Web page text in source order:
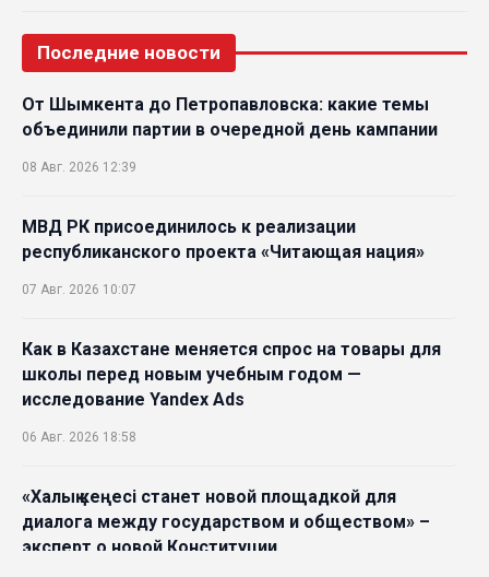
Последние новости
От Шымкента до Петропавловска: какие темы
объединили партии в очередной день кампании
08 Авг. 2026 12:39
МВД РК присоединилось к реализации
республиканского проекта «Читающая нация»
07 Авг. 2026 10:07
Как в Казахстане меняется спрос на товары для
школы перед новым учебным годом —
исследование Yandex Ads
06 Авг. 2026 18:58
«Халық кеңесі станет новой площадкой для
диалога между государством и обществом» –
эксперт о новой Конституции